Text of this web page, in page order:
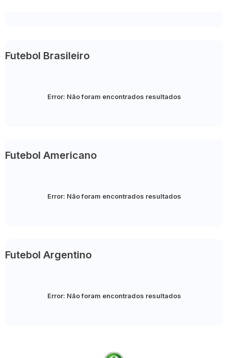
Futebol Brasileiro
Error: Não foram encontrados resultados
Futebol Americano
Error: Não foram encontrados resultados
Futebol Argentino
Error: Não foram encontrados resultados